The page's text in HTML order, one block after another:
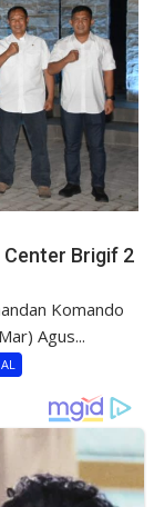
Brigif 2
Komando
Agus...